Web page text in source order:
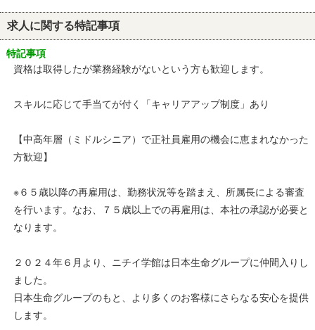
求人に関する特記事項
特記事項
資格は取得したが業務経験がないという方も歓迎します。
スキルに応じて手当てが付く「キャリアアップ制度」あり
【中高年層（ミドルシニア）で正社員雇用の機会に恵まれなかった
方歓迎】
※６５歳以降の再雇用は、勤務状況等を踏まえ、所属長による審査
を行います。なお、７５歳以上での再雇用は、本社の承認が必要と
なります。
２０２４年６月より、ニチイ学館は日本生命グループに仲間入りし
ました。
日本生命グループのもと、より多くのお客様にさらなる安心を提供
します。